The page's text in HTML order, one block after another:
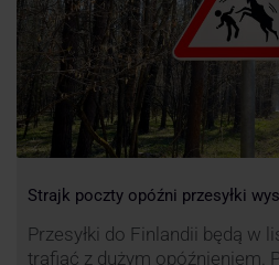
Strajk poczty opóźni przesyłki
Przesyłki do Finlandii będą w
trafiać z dużym opóźnieniem.